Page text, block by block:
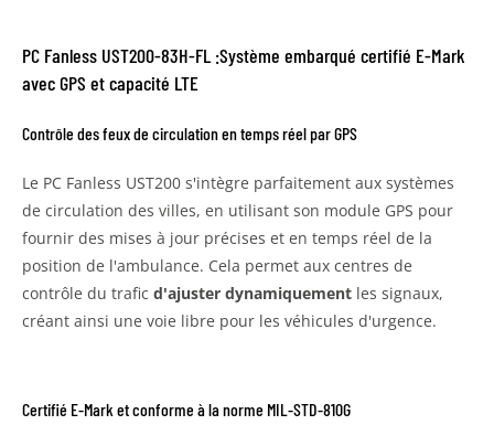
PC Fanless UST200-83H-FL :Système embarqué certifié E-Mark
avec GPS et capacité LTE
Contrôle des feux de circulation en temps réel par GPS
Le PC Fanless UST200 s'intègre parfaitement aux systèmes
de circulation des villes, en utilisant son module GPS pour
fournir des mises à jour précises et en temps réel de la
position de l'ambulance. Cela permet aux centres de
contrôle du trafic d'ajuster dynamiquement les signaux,
créant ainsi une voie libre pour les véhicules d'urgence.
Certifié E-Mark et conforme à la norme MIL-STD-810G